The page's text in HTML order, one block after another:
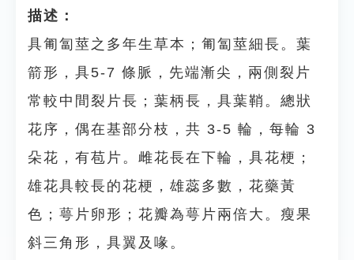
描述：
具匍匐莖之多年生草本；匍匐莖細長。葉
箭形，具5-7 條脈，先端漸尖，兩側裂片
常較中間裂片長；葉柄長，具葉鞘。總狀
花序，偶在基部分枝，共 3-5 輪，每輪 3
朵花，有苞片。雌花長在下輪，具花梗；
雄花具較長的花梗，雄蕊多數，花藥黃
色；萼片卵形；花瓣為萼片兩倍大。瘦果
斜三角形，具翼及喙。